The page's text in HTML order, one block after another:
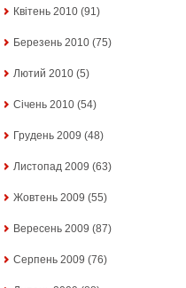
Квітень 2010 (91)
Березень 2010 (75)
Лютий 2010 (5)
Січень 2010 (54)
Грудень 2009 (48)
Листопад 2009 (63)
Жовтень 2009 (55)
Вересень 2009 (87)
Серпень 2009 (76)